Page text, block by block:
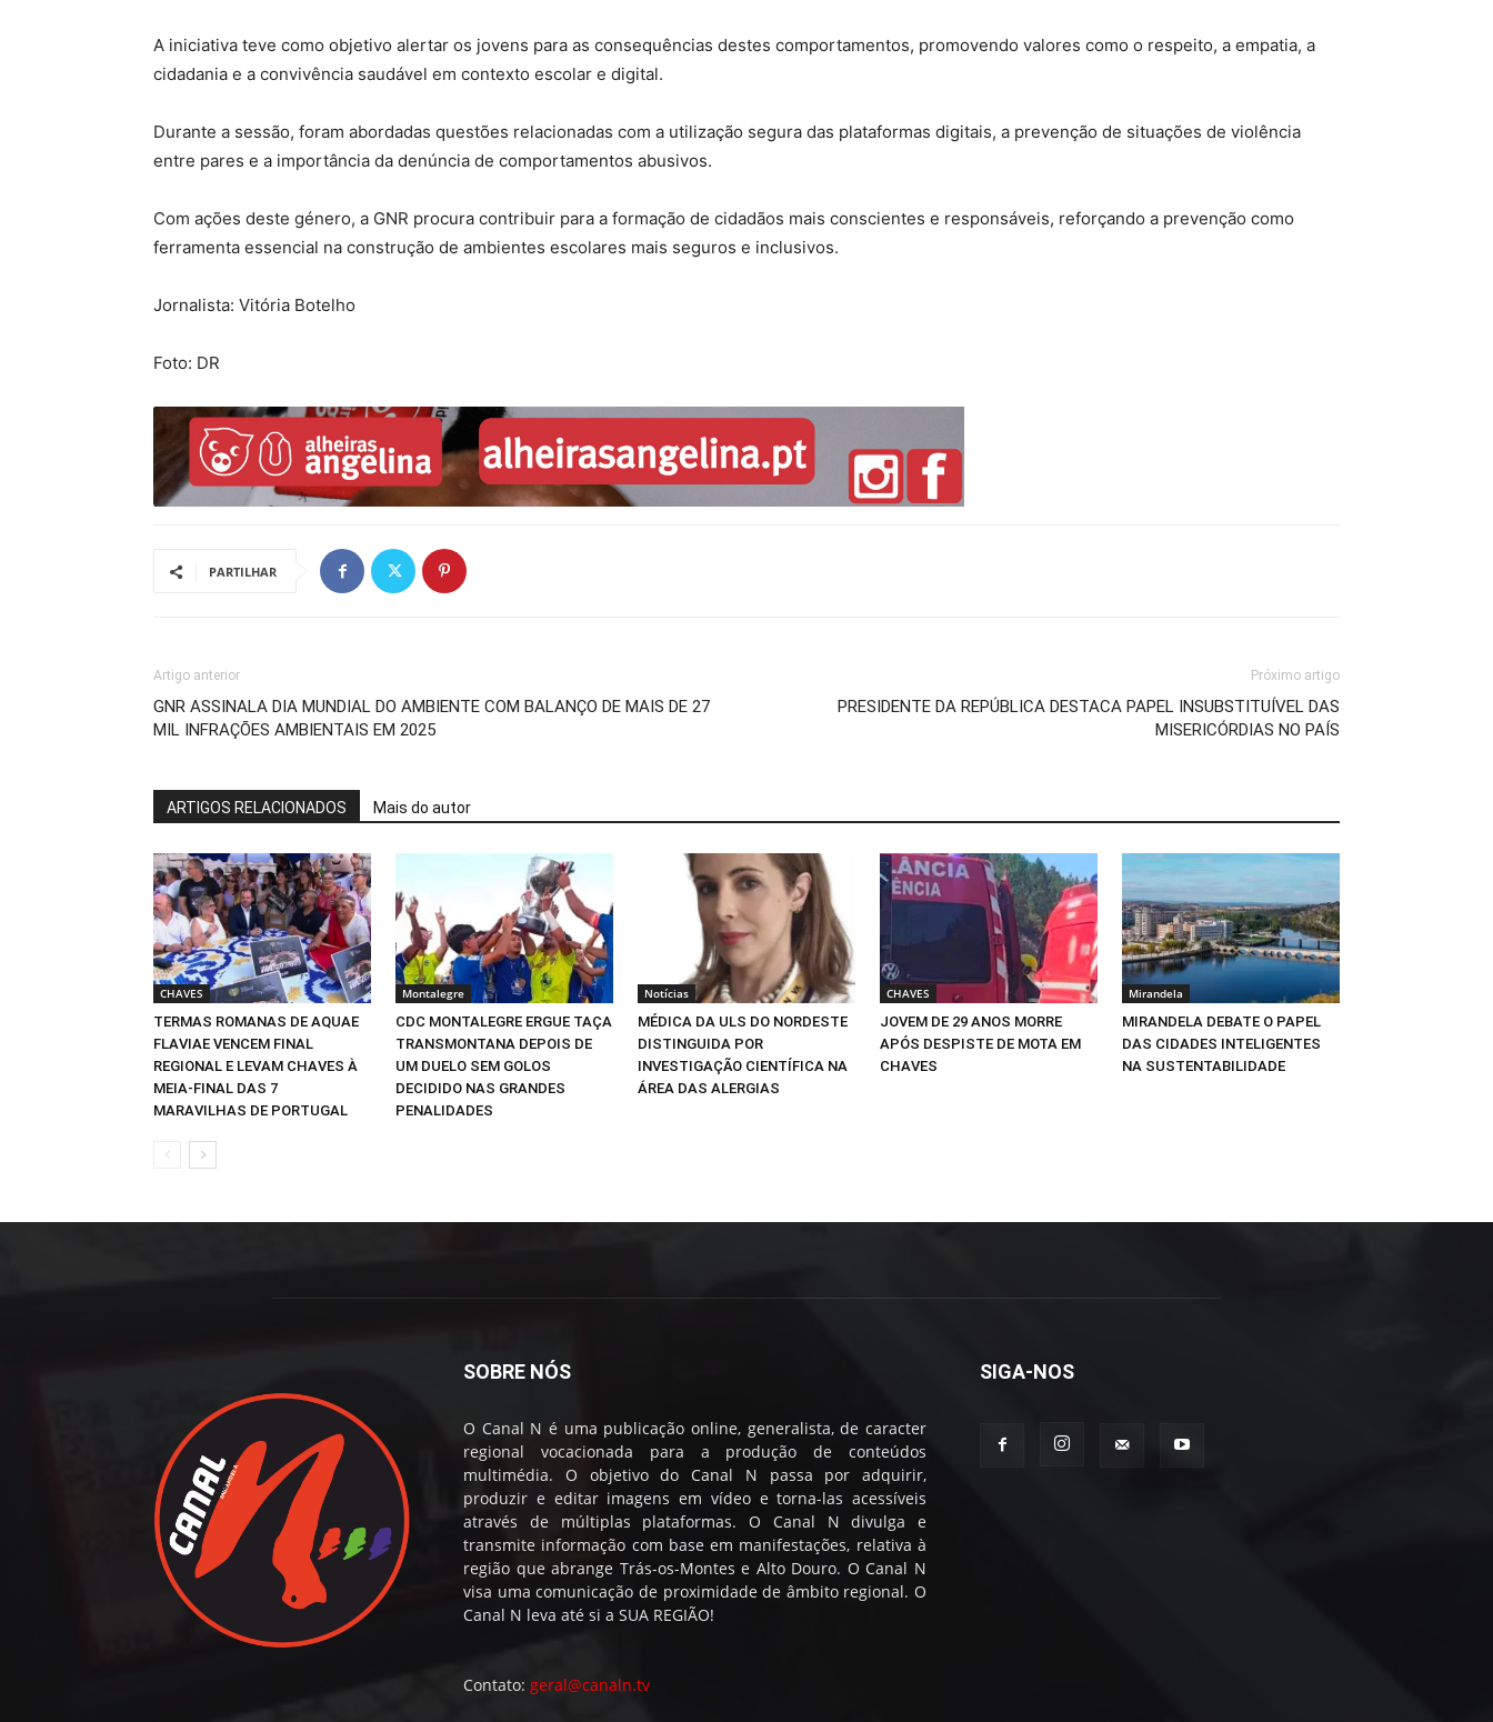
A iniciativa teve como objetivo alertar os jovens para as consequências destes comportamentos, promovendo valores como o respeito, a empatia, a
cidadania e a convivência saudável em contexto escolar e digital.
Durante a sessão, foram abordadas questões relacionadas com a utilização segura das plataformas digitais, a prevenção de situações de violência
entre pares e a importância da denúncia de comportamentos abusivos.
Com ações deste género, a GNR procura contribuir para a formação de cidadãos mais conscientes e responsáveis, reforçando a prevenção como
ferramenta essencial na construção de ambientes escolares mais seguros e inclusivos.
Jornalista: Vitória Botelho
Foto: DR
PARTILHAR
Artigo anterior
GNR ASSINALA DIA MUNDIAL DO AMBIENTE COM BALANÇO DE MAIS DE 27
MIL INFRAÇÕES AMBIENTAIS EM 2025
Próximo artigo
PRESIDENTE DA REPÚBLICA DESTACA PAPEL INSUBSTITUÍVEL DAS
MISERICÓRDIAS NO PAÍS
ARTIGOS RELACIONADOS Mais do autor
CHAVES
TERMAS ROMANAS DE AQUAE
FLAVIAE VENCEM FINAL
REGIONAL E LEVAM CHAVES À
MEIA-FINAL DAS 7
MARAVILHAS DE PORTUGAL
Montalegre
CDC MONTALEGRE ERGUE TAÇA
TRANSMONTANA DEPOIS DE
UM DUELO SEM GOLOS
DECIDIDO NAS GRANDES
PENALIDADES
Notícias
MÉDICA DA ULS DO NORDESTE
DISTINGUIDA POR
INVESTIGAÇÃO CIENTÍFICA NA
ÁREA DAS ALERGIAS
CHAVES
JOVEM DE 29 ANOS MORRE
APÓS DESPISTE DE MOTA EM
CHAVES
Mirandela
MIRANDELA DEBATE O PAPEL
DAS CIDADES INTELIGENTES
NA SUSTENTABILIDADE
SOBRE NÓS
O Canal N é uma publicação online, generalista, de caracter
regional vocacionada para a produção de conteúdos
multimédia. O objetivo do Canal N passa por adquirir,
produzir e editar imagens em vídeo e torna-las acessíveis
através de múltiplas plataformas. O Canal N divulga e
transmite informação com base em manifestações, relativa à
região que abrange Trás-os-Montes e Alto Douro. O Canal N
visa uma comunicação de proximidade de âmbito regional. O
Canal N leva até si a SUA REGIÃO!
Contato: geral@canaln.tv
SIGA-NOS